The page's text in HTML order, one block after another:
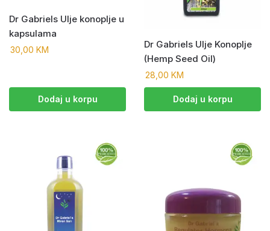
Dr Gabriels Ulje konoplje u
kapsulama
30,00 KM
Dodaj u korpu
Dr Gabriels Ulje Konoplje
(Hemp Seed Oil)
28,00 KM
Dodaj u korpu